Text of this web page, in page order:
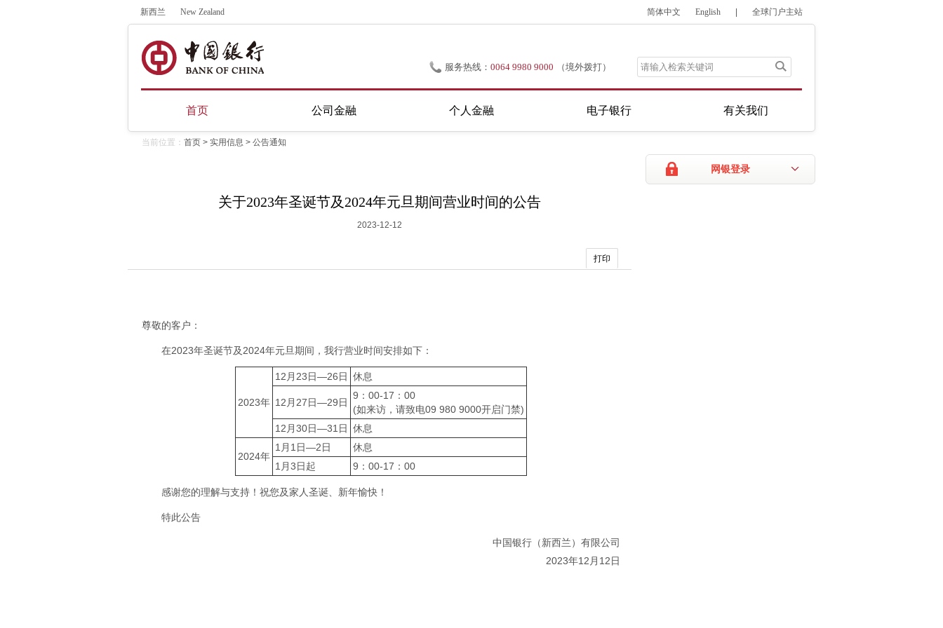
新西兰 New Zealand 简体中文 English 全球门户主站
服务热线： 0064 9980 9000
（境外拨打）
0800 695 566 （新西兰境内拨打）
首页 公司金融 个人金融 电子银行 有关我们
当前位置： 首页 > 实用信息 > 公告通知
网银登录
关于2023年圣诞节及2024年元旦期间营业时间的公告
2023-12-12
打印
尊敬的客户：
在2023年圣诞节及2024年元旦期间，我行营业时间安排如下：
2023年
12月23日—26日 休息
12月27日—29日
9：00-17：00
(如来访，请致电09 980 9000开启门禁)
12月30日—31日 休息
2024年
1月1日—2日
休息
1月3日起
9：00-17：00
感谢您的理解与支持！祝您及家人圣诞、新年愉快！
特此公告
中国银行（新西兰）有限公司
2023年12月12日